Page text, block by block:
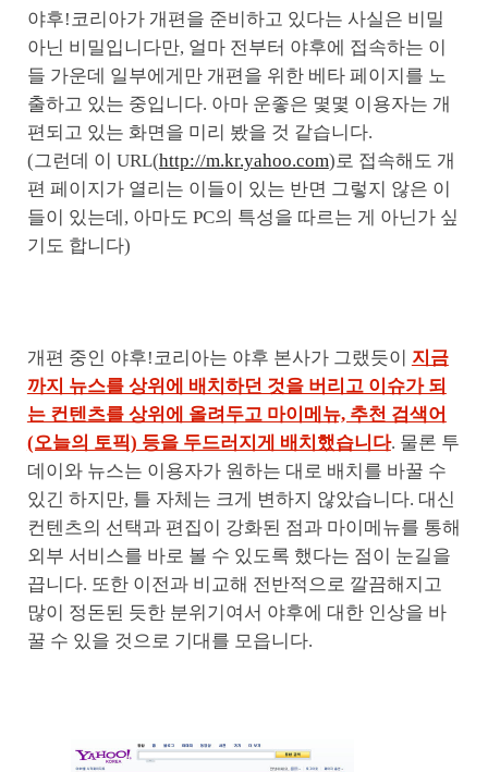
야후!코리아가 개편을 준비하고 있다는 사실은 비밀
아닌 비밀입니다만, 얼마 전부터 야후에 접속하는 이
들 가운데 일부에게만 개편을 위한 베타 페이지를 노
출하고 있는 중입니다. 아마 운좋은 몇몇 이용자는 개
편되고 있는 화면을 미리 봤을 것 같습니다.
(그런데 이 URL(http://m.kr.yahoo.com)로 접속해도 개
편 페이지가 열리는 이들이 있는 반면 그렇지 않은 이
들이 있는데, 아마도 PC의 특성을 따르는 게 아닌가 싶
기도 합니다)
개편 중인 야후!코리아는 야후 본사가 그랬듯이 지금
까지 뉴스를 상위에 배치하던 것을 버리고 이슈가 되
는 컨텐츠를 상위에 올려두고 마이메뉴, 추천 검색어
(오늘의 토픽) 등을 두드러지게 배치했습니다. 물론 투
데이와 뉴스는 이용자가 원하는 대로 배치를 바꿀 수
있긴 하지만, 틀 자체는 크게 변하지 않았습니다. 대신
컨텐츠의 선택과 편집이 강화된 점과 마이메뉴를 통해
외부 서비스를 바로 볼 수 있도록 했다는 점이 눈길을
끕니다. 또한 이전과 비교해 전반적으로 깔끔해지고
많이 정돈된 듯한 분위기여서 야후에 대한 인상을 바
꿀 수 있을 것으로 기대를 모읍니다.